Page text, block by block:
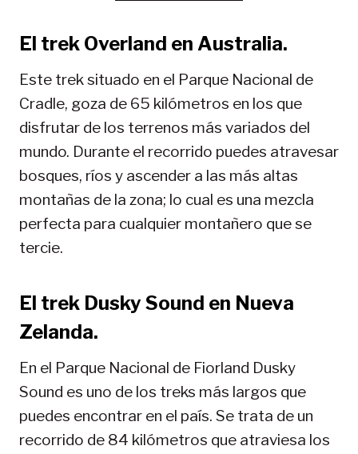
El trek Overland en Australia.
Este trek situado en el Parque Nacional de
Cradle, goza de 65 kilómetros en los que
disfrutar de los terrenos más variados del
mundo. Durante el recorrido puedes atravesar
bosques, ríos y ascender a las más altas
montañas de la zona; lo cual es una mezcla
perfecta para cualquier montañero que se
tercie.
El trek Dusky Sound en Nueva
Zelanda.
En el Parque Nacional de Fiorland Dusky
Sound es uno de los treks más largos que
puedes encontrar en el país. Se trata de un
recorrido de 84 kilómetros que atraviesa los